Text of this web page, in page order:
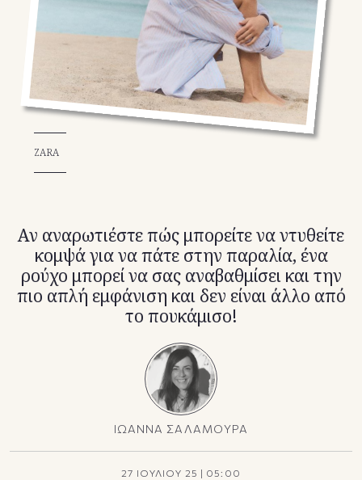
ZARA
Αν αναρωτιέστε πώς μπορείτε να ντυθείτε
κομψά για να πάτε στην παραλία, ένα
ρούχο μπορεί να σας αναβαθμίσει και την
πιο απλή εμφάνιση και δεν είναι άλλο από
το πουκάμισο!
ΙΩΑΝΝΑ ΣΑΛΑΜΟΥΡΑ
27 ΙΟΥΛΙΟΥ 25 | 05:00